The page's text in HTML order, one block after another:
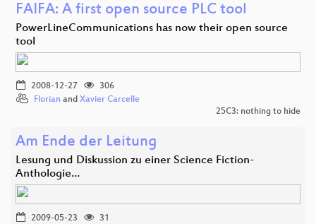
FAIFA: A first open source PLC tool
PowerLineCommunications has now their open source
tool
2008-12-27
306
Florian and Xavier Carcelle
25C3: nothing to hide
Am Ende der Leitung
Lesung und Diskussion zu einer Science Fiction-
Anthologie…
2009-05-23
31